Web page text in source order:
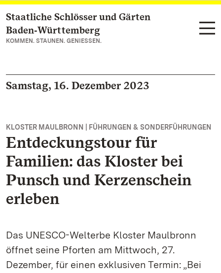
Zum Hauptinhalt springen
Staatliche Schlösser und Gärten
Baden‑Württemberg
KOMMEN. STAUNEN. GENIESSEN.
Samstag, 16. Dezember 2023
KLOSTER MAULBRONN | FÜHRUNGEN & SONDERFÜHRUNGEN
Entdeckungstour für
Familien: das Kloster bei
Punsch und Kerzenschein
erleben
Das UNESCO-Welterbe Kloster Maulbronn
öffnet seine Pforten am Mittwoch, 27.
Dezember, für einen exklusiven Termin: „Bei